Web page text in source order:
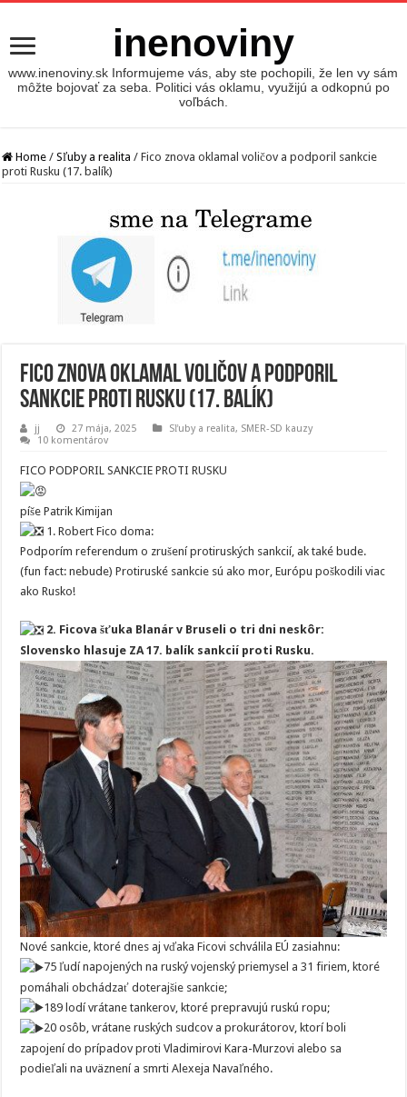
inenoviny
www.inenoviny.sk Informujeme vás, aby ste pochopili, že len vy sám
môžte bojovať za seba. Politici vás oklamu, využijú a odkopnú po
voľbách.
Home / Sľuby a realita / Fico znova oklamal voličov a podporil sankcie
proti Rusku (17. balík)
Fico znova oklamal voličov a podporil
sankcie proti Rusku (17. balík)
jj 27 mája, 2025 Sľuby a realita, SMER-SD kauzy
10 komentárov
FICO PODPORIL SANKCIE PROTI RUSKU
píše Patrik Kimijan
1. Robert Fico doma:
Podporím referendum o zrušení protiruských sankcií, ak také bude.
(fun fact: nebude) Protiruské sankcie sú ako mor, Európu poškodili viac
ako Rusko!
2. Ficova šťuka Blanár v Bruseli o tri dni neskôr:
Slovensko hlasuje ZA 17. balík sankcií proti Rusku.
Nové sankcie, ktoré dnes aj vďaka Ficovi schválila EÚ zasiahnu:
75 ľudí napojených na ruský vojenský priemysel a 31 firiem, ktoré
pomáhali obchádzať doterajšie sankcie;
189 lodí vrátane tankerov, ktoré prepravujú ruskú ropu;
20 osôb, vrátane ruských sudcov a prokurátorov, ktorí boli
zapojení do prípadov proti Vladimirovi Kara-Murzovi alebo sa
podieľali na uväznení a smrti Alexeja Navaľného.